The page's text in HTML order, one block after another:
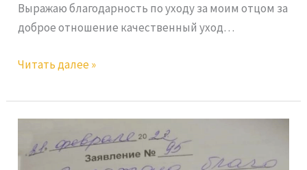
Выражаю благодарность по уходу за моим отцом за
доброе отношение качественный уход…
Читать далее »
А.А.